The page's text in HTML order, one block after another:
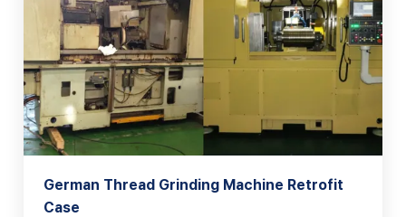
German Thread Grinding Machine Retrofit
Case